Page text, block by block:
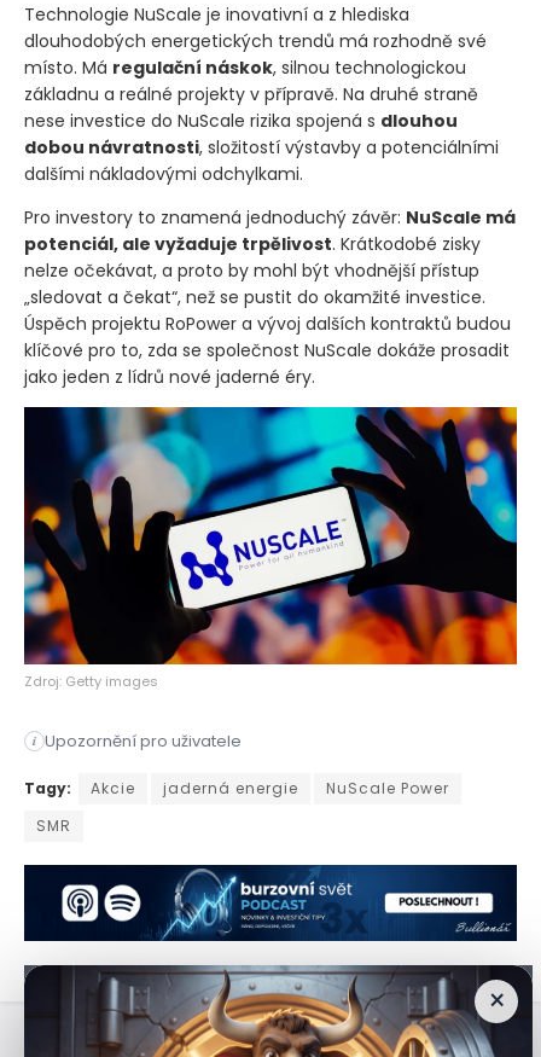
Technologie NuScale je inovativní a z hlediska
dlouhodobých energetických trendů má rozhodně své
místo. Má regulační náskok, silnou technologickou
základnu a reálné projekty v přípravě. Na druhé straně
nese investice do NuScale rizika spojená s dlouhou
dobou návratnosti, složitostí výstavby a potenciálními
dalšími nákladovými odchylkami.
Pro investory to znamená jednoduchý závěr: NuScale má
potenciál, ale vyžaduje trpělivost. Krátkodobé zisky
nelze očekávat, a proto by mohl být vhodnější přístup
„sledovat a čekat“, než se pustit do okamžité investice.
Úspěch projektu RoPower a vývoj dalších kontraktů budou
klíčové pro to, zda se společnost NuScale dokáže prosadit
jako jeden z lídrů nové jaderné éry.
Zdroj: Getty images
i Upozornění pro uživatele
Společnost NuScale Power vyvíjí technologii malých
Tagy: Akcie jaderná energie
NuScale Power
SMR
×